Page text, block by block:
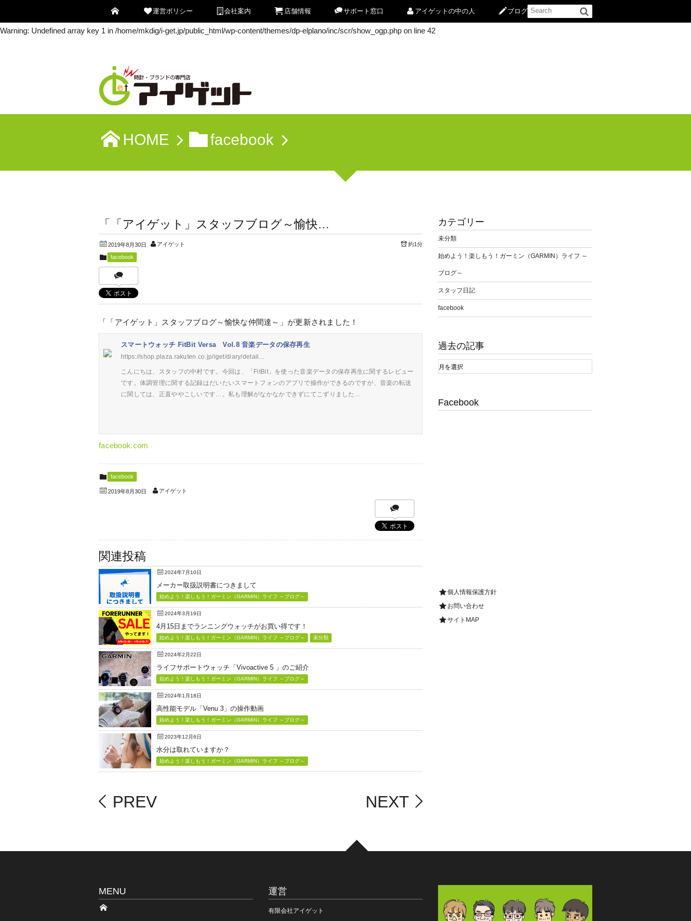
: Undefined array key 0 in/home/mkdig/i-get.jp/public_html/wp-content/themes/dp-elplano/inc/scr/show_ogp.php on line 42
Warning: Undefined array key 1 in /home/mkdig/i-get.jp/public_html/wp-content/themes/dp-elplano/inc/scr/show_ogp.php on line 42
運営ポリシー 会社案内 店舗情報 サポート窓口 アイゲットの中の人 ブログ
HOME facebook
「「アイゲット」スタッフブログ～愉快…
2019年8月30日 アイゲット 約1分
facebook
「「アイゲット」スタッフブログ～愉快な仲間達～」が更新されました！
スマートウォッチ FitBit Versa Vol.8 音楽データの保存再生
https://shop.plaza.rakuten.co.jp/iget/diary/detail…
こんにちは、スタッフの中村です。今回は、「FitBit」を使った音楽データの保存再生に関するレビュー
です。体調管理に関する記録はだいたいスマートフォンのアプリで操作ができるのですが、音楽の転送
に関しては、正直ややこしいです…。私も理解がなかなかできずにてこずりました…
facebook.com
facebook
2019年8月30日 アイゲット
関連投稿
2024年7月10日
メーカー取扱説明書につきまして
始めよう！楽しもう！ガーミン（GARMIN）ライフ ～ブログ～
2024年3月19日
4月15日までランニングウォッチがお買い得です！
始めよう！楽しもう！ガーミン（GARMIN）ライフ ～ブログ～ 未分類
2024年2月22日
ライフサポートウォッチ「Vivoactive 5 」のご紹介
始めよう！楽しもう！ガーミン（GARMIN）ライフ ～ブログ～
2024年1月18日
高性能モデル「Venu 3」の操作動画
始めよう！楽しもう！ガーミン（GARMIN）ライフ ～ブログ～
2023年12月6日
水分は取れていますか？
始めよう！楽しもう！ガーミン（GARMIN）ライフ ～ブログ～
PREV NEXT
カテゴリー
未分類
始めよう！楽しもう！ガーミン（GARMIN）ライフ ～
ブログ～
スタッフ日記
facebook
過去の記事
Facebook
個人情報保護方針
お問い合わせ
サイトMAP
MENU 運営
有限会社アイゲット